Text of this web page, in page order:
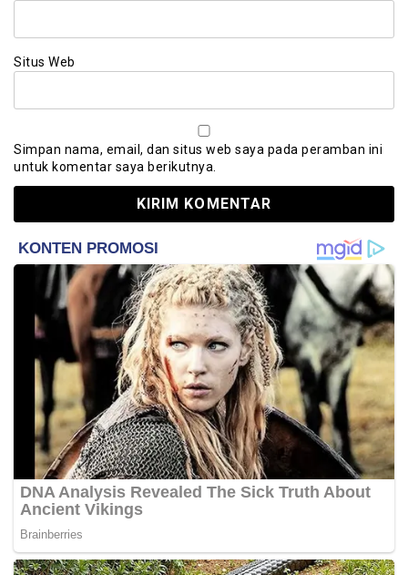
Situs Web
Simpan nama, email, dan situs web saya pada peramban ini
untuk komentar saya berikutnya.